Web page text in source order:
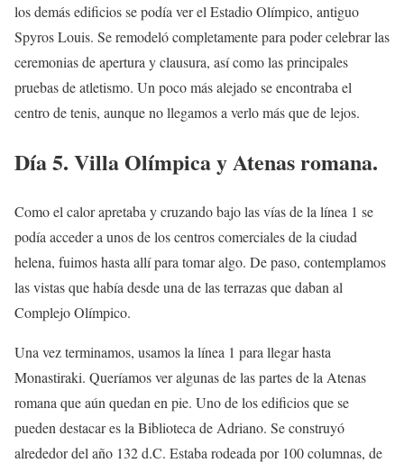
los demás edificios se podía ver el Estadio Olímpico, antiguo
Spyros Louis. Se remodeló completamente para poder celebrar las
ceremonias de apertura y clausura, así como las principales
pruebas de atletismo. Un poco más alejado se encontraba el
centro de tenis, aunque no llegamos a verlo más que de lejos.
Día 5. Villa Olímpica y Atenas romana.
Como el calor apretaba y cruzando bajo las vías de la línea 1 se
podía acceder a unos de los centros comerciales de la ciudad
helena, fuimos hasta allí para tomar algo. De paso, contemplamos
las vistas que había desde una de las terrazas que daban al
Complejo Olímpico.
Una vez terminamos, usamos la línea 1 para llegar hasta
Monastiraki. Queríamos ver algunas de las partes de la Atenas
romana que aún quedan en pie. Uno de los edificios que se
pueden destacar es la Biblioteca de Adriano. Se construyó
alrededor del año 132 d.C. Estaba rodeada por 100 columnas, de